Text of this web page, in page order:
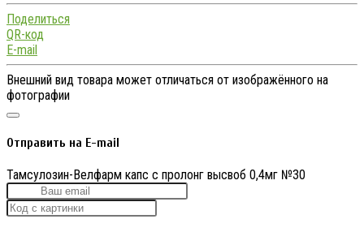
Поделиться
QR-код
E-mail
Внешний вид товара может отличаться от изображённого на
фотографии
Отправить на E-mail
Тамсулозин-Велфарм капс с пролонг высвоб 0,4мг №30